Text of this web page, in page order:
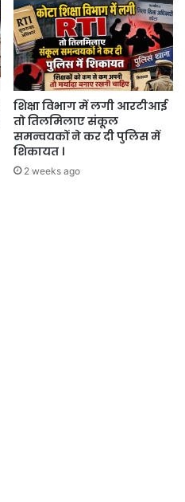
शिक्षा विभाग में लगी आरटीआई
तो तिलमिलाए संकूल
समन्वयकों ने कर दी पुलिस में
शिकायत ।
2 weeks ago